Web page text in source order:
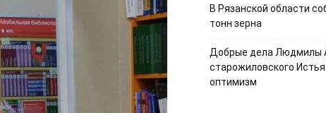
В Рязанской области
тонн зерна
Добрые дела Людмилы
старожиловского
оптимизм